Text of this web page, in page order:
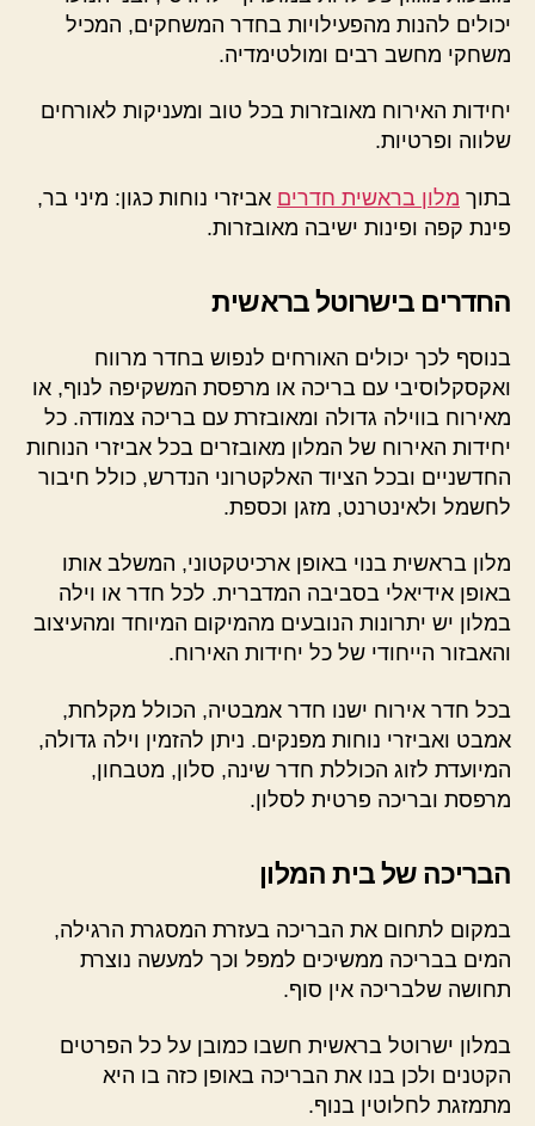
יכולים להנות מהפעילויות בחדר המשחקים, המכיל
משחקי מחשב רבים ומולטימדיה.
יחידות האירוח מאובזרות בכל טוב ומעניקות לאורחים
שלווה ופרטיות.
בתוך מלון בראשית חדרים אביזרי נוחות כגון: מיני בר,
פינת קפה ופינות ישיבה מאובזרות.
החדרים בישרוטל בראשית
בנוסף לכך יכולים האורחים לנפוש בחדר מרווח
ואקסקלוסיבי עם בריכה או מרפסת המשקיפה לנוף, או
מאירוח בווילה גדולה ומאובזרת עם בריכה צמודה. כל
יחידות האירוח של המלון מאובזרים בכל אביזרי הנוחות
החדשניים ובכל הציוד האלקטרוני הנדרש, כולל חיבור
לחשמל ולאינטרנט, מזגן וכספת.
מלון בראשית בנוי באופן ארכיטקטוני, המשלב אותו
באופן אידיאלי בסביבה המדברית. לכל חדר או וילה
במלון יש יתרונות הנובעים מהמיקום המיוחד ומהעיצוב
והאבזור הייחודי של כל יחידות האירוח.
בכל חדר אירוח ישנו חדר אמבטיה, הכולל מקלחת,
אמבט ואביזרי נוחות מפנקים. ניתן להזמין וילה גדולה,
המיועדת לזוג הכוללת חדר שינה, סלון, מטבחון,
מרפסת ובריכה פרטית לסלון.
הבריכה של בית המלון
במקום לתחום את הבריכה בעזרת המסגרת הרגילה,
המים בבריכה ממשיכים למפל וכך למעשה נוצרת
תחושה שלבריכה אין סוף.
במלון ישרוטל בראשית חשבו כמובן על כל הפרטים
הקטנים ולכן בנו את הבריכה באופן כזה בו היא
מתמזגת לחלוטין בנוף.